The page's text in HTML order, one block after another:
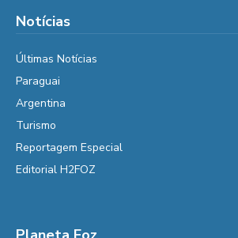
Notícias
Últimas Notícias
Paraguai
Argentina
Turismo
Reportagem Especial
Editorial H2FOZ